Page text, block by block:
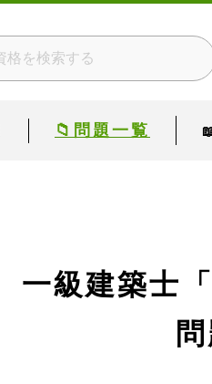
📁問題一覧
一級建築士